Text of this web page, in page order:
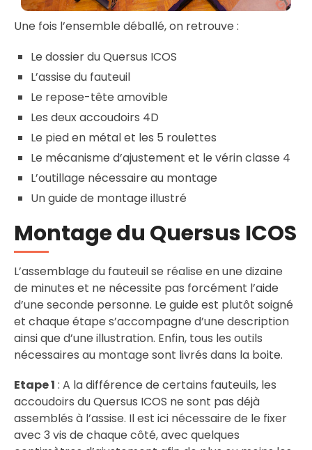
Une fois l’ensemble déballé, on retrouve :
Le dossier du Quersus ICOS
L’assise du fauteuil
Le repose-tête amovible
Les deux accoudoirs 4D
Le pied en métal et les 5 roulettes
Le mécanisme d’ajustement et le vérin classe 4
L’outillage nécessaire au montage
Un guide de montage illustré
Montage du Quersus ICOS
L’assemblage du fauteuil se réalise en une dizaine
de minutes et ne nécessite pas forcément l’aide
d’une seconde personne. Le guide est plutôt soigné
et chaque étape s’accompagne d’une description
ainsi que d’une illustration. Enfin, tous les outils
nécessaires au montage sont livrés dans la boite.
Etape 1 : A la différence de certains fauteuils, les
accoudoirs du Quersus ICOS ne sont pas déjà
assemblés à l’assise. Il est ici nécessaire de le fixer
avec 3 vis de chaque côté, avec quelques